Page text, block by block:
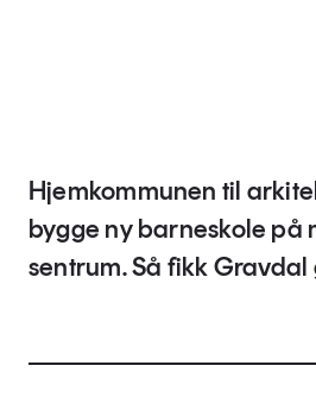
Hjemkommunen til
bygge ny barneskole på
sentrum. Så fikk Gravdal